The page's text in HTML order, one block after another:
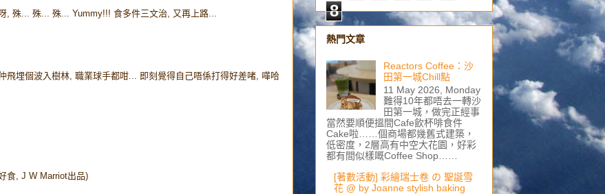
, 殊... 殊... 殊... Yummy!!! 食多件三文治, 又再上路...
飛埋個波入樹林, 職業球手都咁... 即刻覺得自己唔係打得好差啫, 嘩哈
食, J W Marriot出品)
8
熱門文章
Reactors Coffee：沙
田第一城Chill點
11 May 2026, Monday
難得10年都唔去一轉沙
田第一城，做完正經事
當然要順便搵間Cafe飲杯啡食件
Cake啦……個商場都幾舊式建築，
低密度，2層高有中空大花園，好彩
都有間似樣嘅Coffee Shop……
[著數活動] 彩繪瑞士卷 の 聖誕雪
花 @ by Joanne stylish baking